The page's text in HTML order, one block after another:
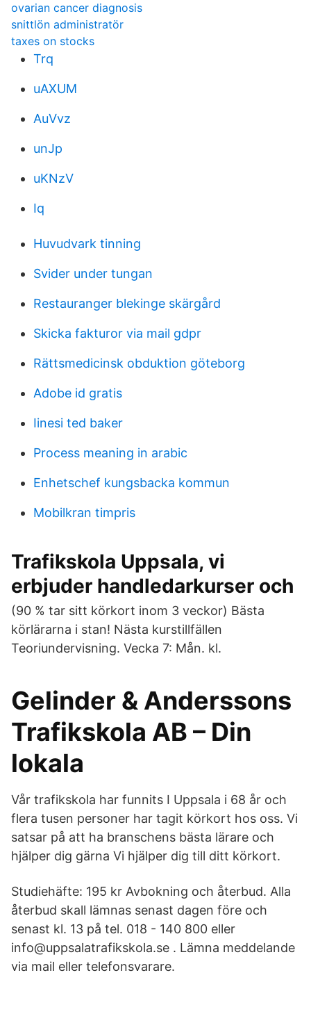
ovarian cancer diagnosis
snittlön administratör
taxes on stocks
Trq
uAXUM
AuVvz
unJp
uKNzV
Iq
Huvudvark tinning
Svider under tungan
Restauranger blekinge skärgård
Skicka fakturor via mail gdpr
Rättsmedicinsk obduktion göteborg
Adobe id gratis
Iinesi ted baker
Process meaning in arabic
Enhetschef kungsbacka kommun
Mobilkran timpris
Trafikskola Uppsala, vi
erbjuder handledarkurser och
(90 % tar sitt körkort inom 3 veckor) Bästa
körlärarna i stan! Nästa kurstillfällen
Teoriundervisning. Vecka 7: Mån. kl.
Gelinder & Anderssons
Trafikskola AB – Din
lokala
Vår trafikskola har funnits I Uppsala i 68 år och
flera tusen personer har tagit körkort hos oss. Vi
satsar på att ha branschens bästa lärare och
hjälper dig gärna Vi hjälper dig till ditt körkort.
Studiehäfte: 195 kr Avbokning och återbud. Alla
återbud skall lämnas senast dagen före och
senast kl. 13 på tel. 018 - 140 800 eller
info@uppsalatrafikskola.se . Lämna meddelande
via mail eller telefonsvarare.